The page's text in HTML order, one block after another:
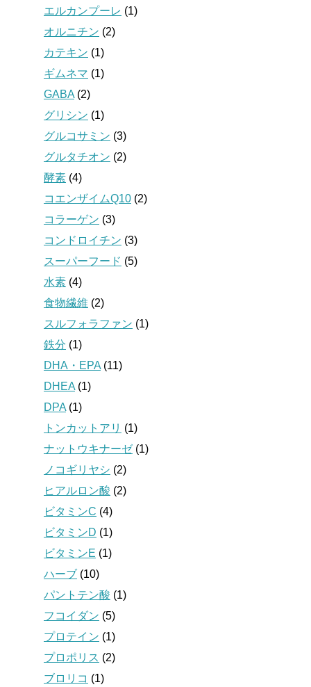
エルカンプーレ (1)
オルニチン (2)
カテキン (1)
ギムネマ (1)
GABA (2)
グリシン (1)
グルコサミン (3)
グルタチオン (2)
酵素 (4)
コエンザイムQ10 (2)
コラーゲン (3)
コンドロイチン (3)
スーパーフード (5)
水素 (4)
食物繊維 (2)
スルフォラファン (1)
鉄分 (1)
DHA・EPA (11)
DHEA (1)
DPA (1)
トンカットアリ (1)
ナットウキナーゼ(1)
ノコギリヤシ (2)
ヒアルロン酸 (2)
ビタミンC (4)
ビタミンD (1)
ビタミンE (1)
ハーブ (10)
パントテン酸 (1)
フコイダン (5)
プロテイン (1)
プロポリス (2)
ブロリコ (1)